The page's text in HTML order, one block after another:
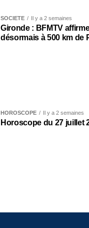
SOCIÉTÉ Il y a 2 semaines
Gironde : BFMTV
désormais à 500 km de
HOROSCOPE Il y a 2 semaines
Horoscope du 27 juillet